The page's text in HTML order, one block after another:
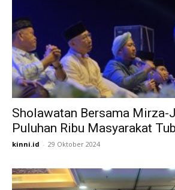
Sholawatan Bersama Mirza-
Puluhan Ribu Masyarakat
kinni.id - 29 Oktober 2024